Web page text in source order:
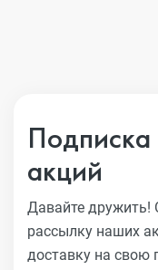
акций
Давайте дружить!
рассылку наших
доставку на свою